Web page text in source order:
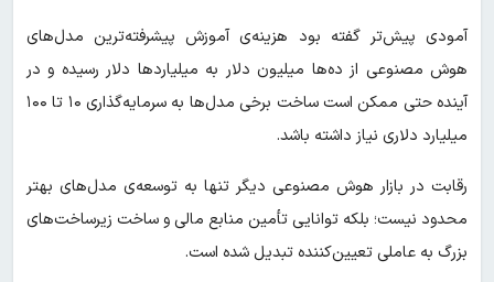
آمودی پیش‌تر گفته بود هزینه‌ی آموزش پیشرفته‌ترین مدل‌های
هوش مصنوعی از ده‌ها میلیون دلار به میلیاردها دلار رسیده و در
آینده حتی ممکن است ساخت برخی مدل‌ها به سرمایه‌گذاری ۱۰ تا ۱۰۰
میلیارد دلاری نیاز داشته باشد.
رقابت در بازار هوش مصنوعی دیگر تنها به توسعه‌ی مدل‌های بهتر
محدود نیست؛ بلکه توانایی تأمین منابع مالی و ساخت زیرساخت‌های
بزرگ به عاملی تعیین‌کننده تبدیل شده است.